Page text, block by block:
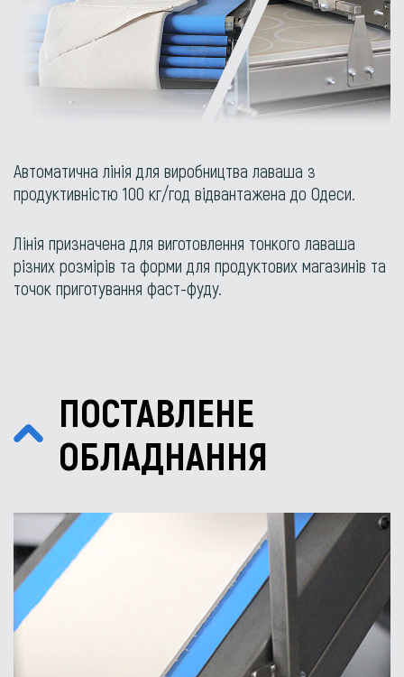
Автоматична лінія для виробництва лаваша з
продуктивністю 100 кг/год відвантажена до Одеси.
Лінія призначена для виготовлення тонкого лаваша
різних розмірів та форми для продуктових магазинів та
точок приготування фаст-фуду.
ПОСТАВЛЕНЕ
ОБЛАДНАННЯ